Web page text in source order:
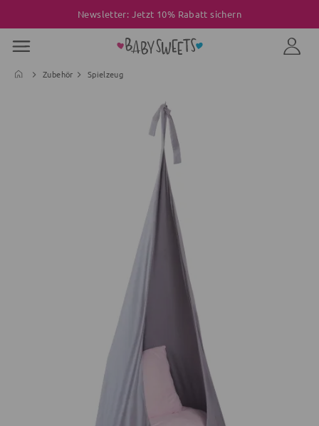
Newsletter: Jetzt 10% Rabatt sichern
Zubehör Spielzeug